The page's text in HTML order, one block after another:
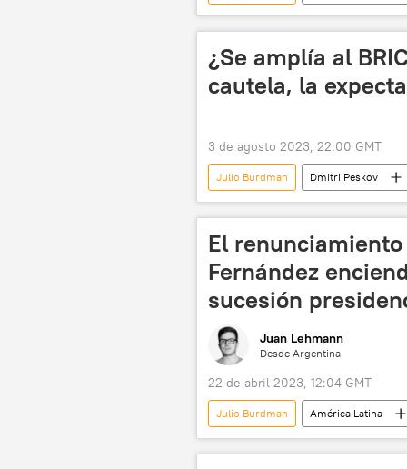
política
BCRA 💬
¿Se amplía al
cautela, la
3 de agosto 2023, 22:00 GMT
Julio Burdman Dmitri Peskov
Ejército de Liberación Nacional (ELN)
El
Fernández
sucesión
Juan Lehmann
Desde Argentina
22 de abril 2023, 12:04 GMT
Julio Burdman América Latina
Mauricio Macri
Alberto